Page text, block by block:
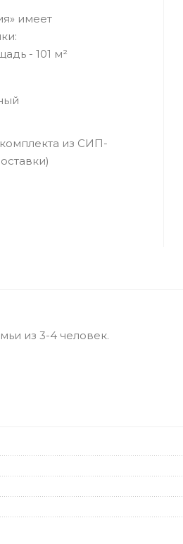
имеет
- 101 м²
из СИП-
из 3-4 человек.